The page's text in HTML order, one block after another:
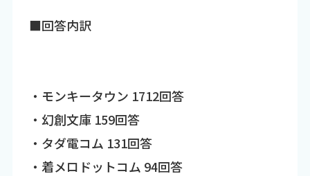
■回答内訳
・モンキータウン 1712回答
・幻創文庫 159回答
・タダ電コム 131回答
・着メロドットコム 94回答